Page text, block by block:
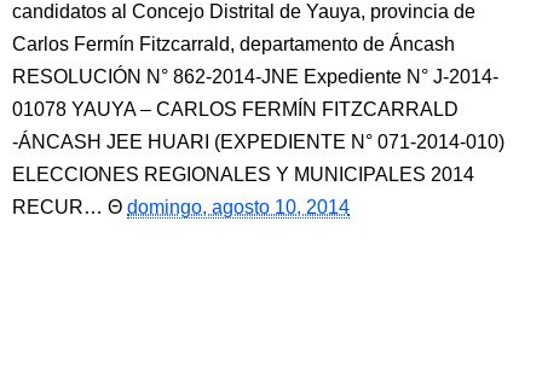
candidatos al Concejo Distrital de Yauya, provincia de
Carlos Fermín Fitzcarrald, departamento de Áncash
RESOLUCIÓN N° 862-2014-JNE Expediente N° J-2014-
01078 YAUYA – CARLOS FERMÍN FITZCARRALD
-ÁNCASH JEE HUARI (EXPEDIENTE N° 071-2014-010)
ELECCIONES REGIONALES Y MUNICIPALES 2014
RECUR…
domingo, agosto 10, 2014